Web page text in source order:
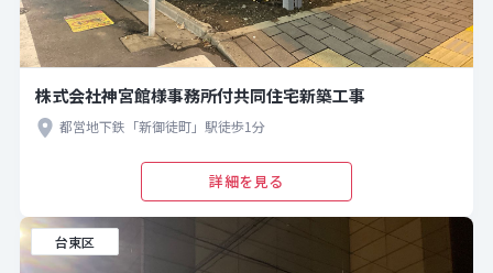
株式会社神宮館様事務所付共同住宅新築工事
都営地下鉄「新御徒町」駅徒歩1分
詳細を見る
台東区